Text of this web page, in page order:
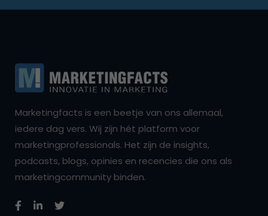
Marketingfacts is een beetje van ons allemaal,
iedere dag vers. Wij zijn hét platform voor
marketingprofessionals. Het zijn de insights,
podcasts, blogs, opinies en recencies die ons als
marketingcommunity binden.